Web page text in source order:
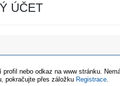
ÚČET
nebo odkaz na www stránku.
pokračujte přes záložku Registrace